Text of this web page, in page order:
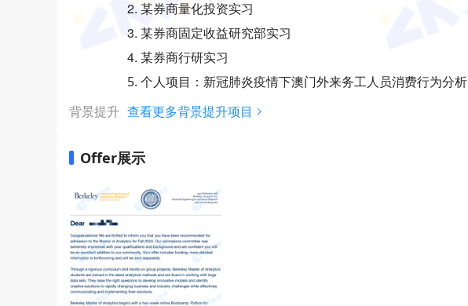
2. 某券商量化投资实习
3. 某券商固定收益研究部实习
4. 某券商行研实习
5. 个人项目：新冠肺炎疫情下澳门外来务工人员消费行为分析
背景提升 查看更多背景提升项目
Offer展示